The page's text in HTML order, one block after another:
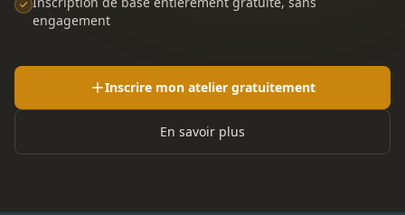
engagement
Inscrire mon atelier gratuitement
En savoir plus